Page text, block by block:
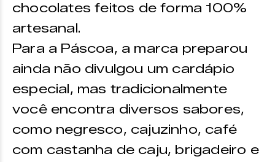
chocolates feitos de forma 100%
artesanal.
Para a Páscoa, a marca preparou
ainda não divulgou um cardápio
especial, mas tradicionalmente
você encontra diversos sabores,
como negresco, cajuzinho, café
com castanha de caju, brigadeiro e